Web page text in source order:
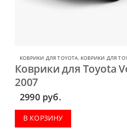
КОВРИКИ ДЛЯ TOYOTA, КОВРИКИ ДЛЯ
Коврики для Toyota
2007
2990 руб.
В КОРЗИНУ